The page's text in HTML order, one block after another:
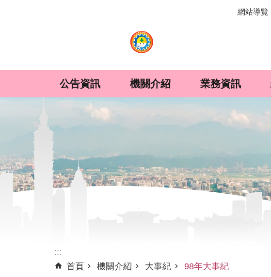
網站導覽
公告資訊 機關介紹 業務資訊
:::
首頁
機關介紹 大事紀 98年大事紀